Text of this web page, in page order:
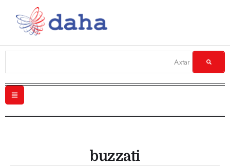
buzzati